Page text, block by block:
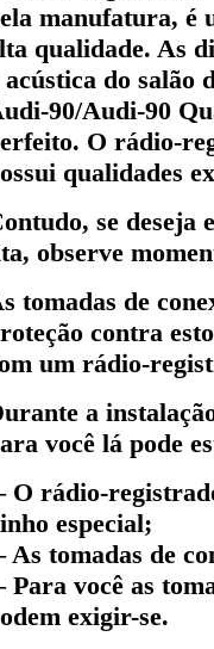
manufatura, é
qualidade. As
acústica do salão
90/Audi-90
O rádio-
qualidades
se deseja
observe
tomadas de
contra
um rádio-
a
você lá pode
O rádio-
especial;
As tomadas de
Para você as
exigir-se.